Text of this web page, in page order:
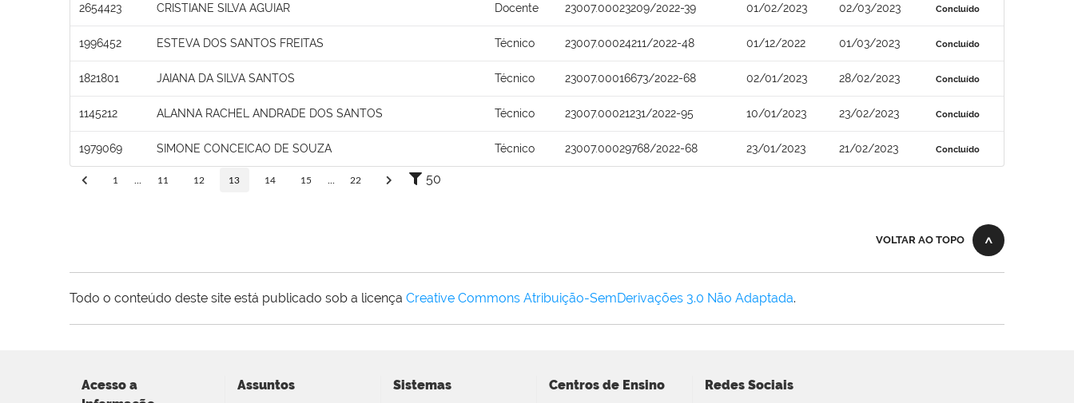
2654423 CRISTIANE SILVA AGUIAR Docente 23007.00023209/2022-39 01/02/2023 02/03/2023 Concluído
1996452 ESTEVA DOS SANTOS FREITAS Técnico 23007.00024211/2022-48 01/12/2022 01/03/2023 Concluído
1821801 JAIANA DA SILVA SANTOS Técnico 23007.00016673/2022-68 02/01/2023 28/02/2023 Concluído
1145212 ALANNA RACHEL ANDRADE DOS SANTOS Técnico 23007.00021231/2022-95 10/01/2023 23/02/2023 Concluído
1979069 SIMONE CONCEICAO DE SOUZA Técnico 23007.00029768/2022-68 23/01/2023 21/02/2023 Concluído
1 11 12 13 14 15 22 50
VOLTAR AO TOPO
Todo o conteúdo deste site está publicado sob a licença Creative Commons Atribuição-SemDerivações 3.0 Não Adaptada.
Acesso a
Assuntos Sistemas Centros de Ensino Redes Sociais